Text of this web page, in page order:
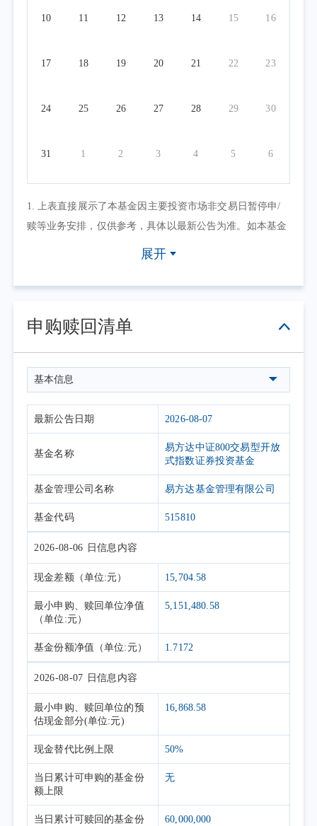
10 11 12 13 14 15 16
17 18 19 20 21 22 23
24 25 26 27 28 29 30
31 1 2 3 4 5 6
1. 上表直接展示了本基金因主要投资市场非交易日暂停申/
赎等业务安排，仅供参考，具体以最新公告为准。如本基金
因其他原因暂停申/赎等业务或有其他交易状态限制的，可点
2. 上表默认展示一个自然月的开放日安排，如需要查询本基
间区间。
展开
申购赎回清单
基本信息
最新公告日期 2026-08-07
基金名称
易方达中证800交易型开放
式指数证券投资基金
基金管理公司名称 易方达基金管理有限公司
基金代码 515810
2026-08-06 日信息内容
现金差额（单位:元） 15,704.58
最小申购、赎回单位净值
（单位:元）
5,151,480.58
基金份额净值 （单位:元） 1.7172
2026-08-07 日信息内容
最小申购、赎回单位的预
估现金部分(单位:元)
16,868.58
现金替代比例上限 50%
当日累计可申购的基金份
额上限
无
当日累计可赎回的基金份
60,000,000